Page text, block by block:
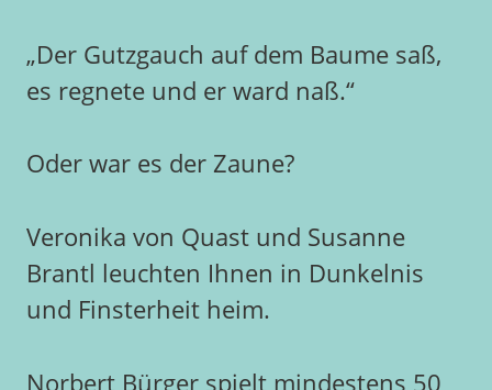
„Der Gutzgauch auf dem Baume saß,
es regnete und er ward naß.“
Oder war es der Zaune?
Veronika von Quast und Susanne
Brantl leuchten Ihnen in Dunkelnis
und Finsterheit heim.
Norbert Bürger spielt mindestens 50